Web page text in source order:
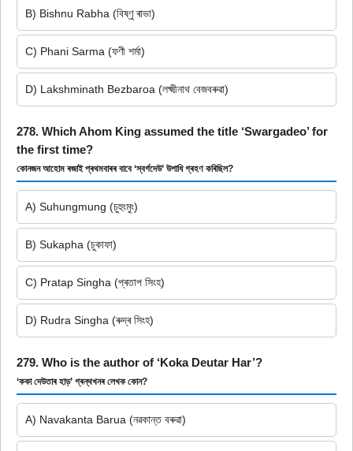
B) Bishnu Rabha (বিষ্ণু ৰাভা)
C) Phani Sarma (ফণী শৰ্মা)
D) Lakshminath Bezbaroa (লক্ষ্মীনাথ বেজবৰুৱা)
278. Which Ahom King assumed the title ‘Swargadeo’ for
the first time?
কোনজন আহোম ৰজাই প্ৰথমবাৰৰ বাবে ‘স্বৰ্গদেউ’ উপাধি গ্ৰহণ কৰিছিল?
A) Suhungmung (চুহুংমুং)
B) Sukapha (চুকাফা)
C) Pratap Singha (প্ৰতাপ সিংহ)
D) Rudra Singha (ৰুদ্ৰ সিংহ)
279. Who is the author of ‘Koka Deutar Har’?
‘ককা দেউতাৰ হাড়’ গ্ৰন্থখনৰ লেখক কোন?
A) Navakanta Barua (নৱকান্ত বৰুৱা)